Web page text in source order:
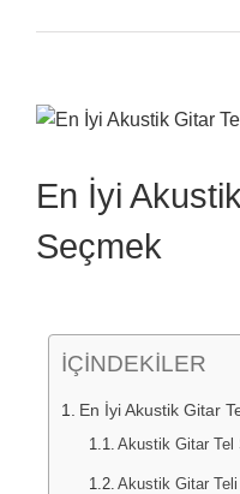
View
En İyi
Seçmek
İÇİNDEKİLER
En İyi Akustik Gitar
Akustik Gitar Tel
Akustik Gitar